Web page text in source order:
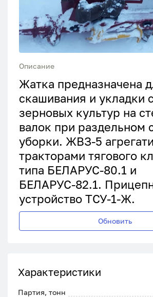
Описание
Жатка предназначена
скашивания и укладки
зерновых культур на
валок при раздельном
уборки. ЖВЗ-5
тракторами тягового
типа БЕЛАРУС-80.1 и
БЕЛАРУС-82.1.
устройство ТСУ-1-Ж.
Обновить
Характеристики
Партия, тонн